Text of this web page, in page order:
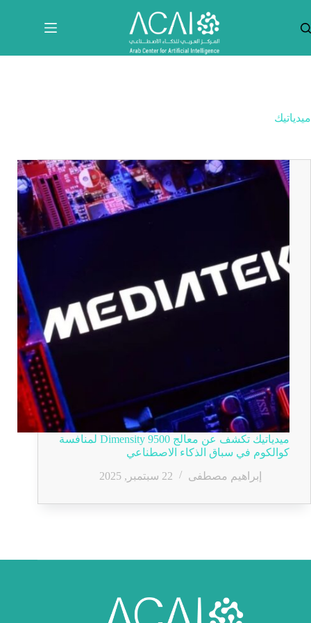
المحتوى
ميدياتيك
ميدياتيك تكشف عن معالج Dimensity 9500 لمنافسة
كوالكوم في سباق الذكاء الاصطناعي
إبراهيم مصطفى
22 سبتمبر, 2025